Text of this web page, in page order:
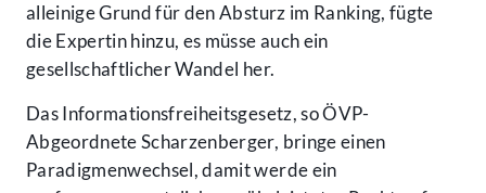
alleinige Grund für den Absturz im Ranking, fügte
die Expertin hinzu, es müsse auch ein
gesellschaftlicher Wandel her.
Das Informationsfreiheitsgesetz, so ÖVP-
Abgeordnete Scharzenberger, bringe einen
Paradigmenwechsel, damit werde ein